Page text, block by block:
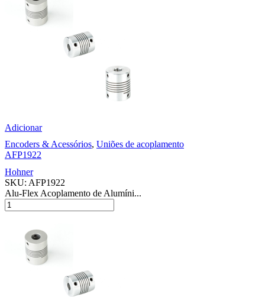
Adicionar
Encoders & Acessórios, Uniões de acoplamento
AFP1922
Hohner
SKU: AFP1922
Alu-Flex Acoplamento de Alumíni...